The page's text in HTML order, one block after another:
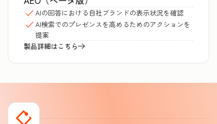
AIの回答における自社ブランドの表示状況を確認
AI検索でのプレゼンスを高めるためのアクションを
提案
製品詳細はこちら